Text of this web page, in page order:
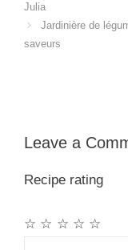
Julia
Jardinière de
saveurs
Leave a
Recipe rating
☆
☆
☆
☆
☆